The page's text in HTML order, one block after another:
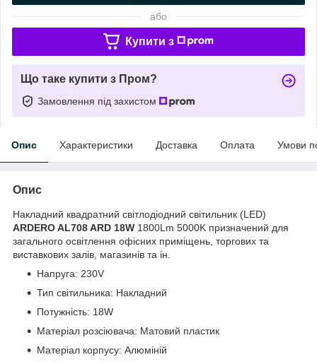
або
Купити з
Що таке купити з Пром?
Замовлення під захистом
Опис Характеристики Доставка Оплата Умови
Опис
Накладний квадратний світлодіодний світильник (LED)
ARDERO AL708 ARD 18W 1800Lm 5000K призначений для
загального освітлення офісних приміщень, торгових та
виставкових залів, магазинів та ін.
Напруга: 230V
Тип світильника: Накладний
Потужність: 18W
Матеріал розсіювача: Матовий пластик
Матеріал корпусу: Алюміній